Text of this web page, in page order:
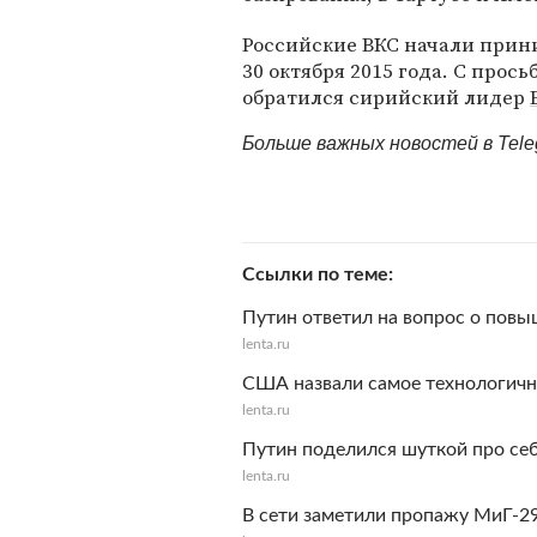
Российские ВКС начали
30 октября 2015 года. С
обратился сирийский лидер
Больше важных новостей в
Ссылки по теме
Путин ответил на вопрос о
lenta.ru
США назвали самое
lenta.ru
Путин поделился шуткой про
lenta.ru
В сети заметили пропажу МиГ-